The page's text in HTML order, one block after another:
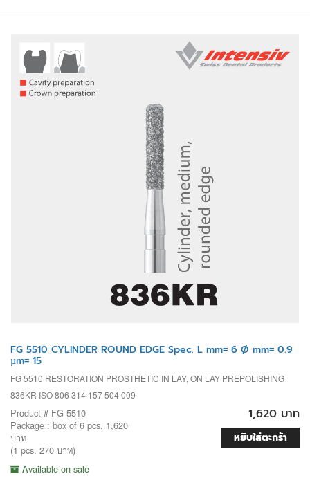
FG 5510 CYLINDER ROUND EDGE Spec. L mm= 6 Ø mm= 0.9
µm= 15
FG 5510 RESTORATION PROSTHETIC IN LAY, ON LAY PREPOLISHING
836KR ISO 806 314 157 504 009
Product # FG 5510
Package : box of 6 pcs. 1,620
บาท
(1 pcs. 270 บาท)
Available on sale
1,620 บาท
หยิบใส่ตะกร้า